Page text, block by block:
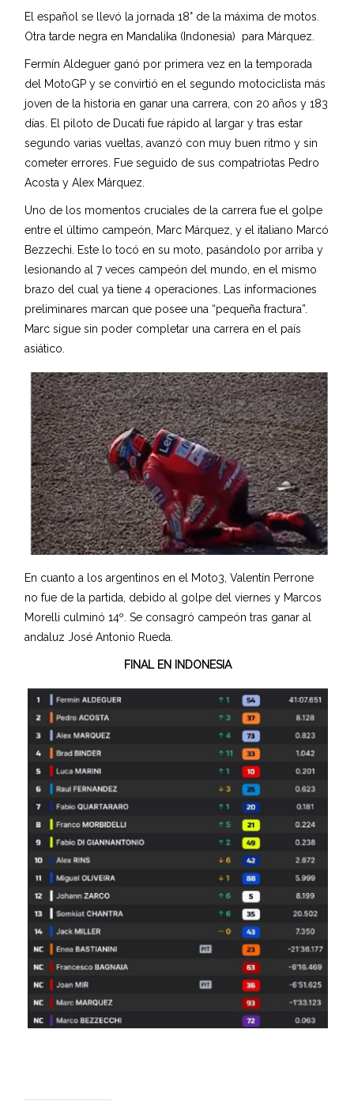
El español se llevó la jornada 18° de la máxima de motos.
Otra tarde negra en Mandalika (Indonesia) para Márquez.
Fermín Aldeguer ganó por primera vez en la temporada
del MotoGP y se convirtió en el segundo motociclista más
joven de la historia en ganar una carrera, con 20 años y 183
días. El piloto de Ducati fue rápido al largar y tras estar
segundo varias vueltas, avanzó con muy buen ritmo y sin
cometer errores. Fue seguido de sus compatriotas Pedro
Acosta y Alex Márquez.
Uno de los momentos cruciales de la carrera fue el golpe
entre el último campeón, Marc Márquez, y el italiano Marcó
Bezzechi. Este lo tocó en su moto, pasándolo por arriba y
lesionando al 7 veces campeón del mundo, en el mismo
brazo del cual ya tiene 4 operaciones. Las informaciones
preliminares marcan que posee una “pequeña fractura”.
Marc sigue sin poder completar una carrera en el país
asiático.
En cuanto a los argentinos en el Moto3, Valentín Perrone
no fue de la partida, debido al golpe del viernes y Marcos
Morelli culminó 14º. Se consagró campeón tras ganar al
andaluz José Antonio Rueda.
FINAL EN INDONESIA